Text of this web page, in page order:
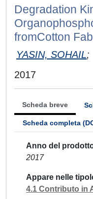
Degradation
fromCotton
YASIN, SOHAIL;
2017
Scheda breve
Scheda completa
Anno del
2017
Appare nelle
4.1 Contributo in